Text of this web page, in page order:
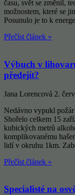
času, svět se změnil,
možnostem, které se
Posunulo je to k
Přečíst článek »
Výbuch v
předejít?
Jana Lorencová 2.
Nedávno vypukl požár
Shořelo celkem 15
kubických metrů
komplikovanému
lidí v okruhu 1km.
Přečíst článek »
Specialisté na